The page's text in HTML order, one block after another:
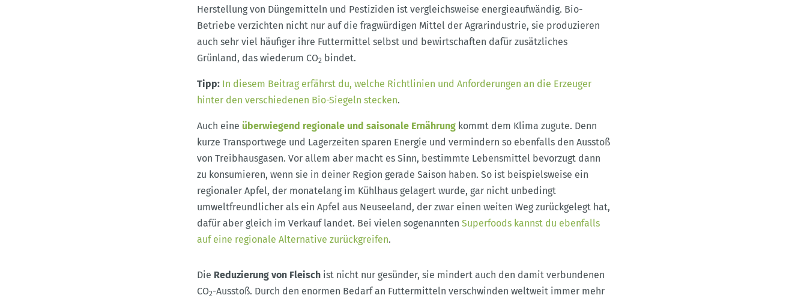
Herstellung von Düngemitteln und Pestiziden ist vergleichsweise energieaufwändig. Bio-
Betriebe verzichten nicht nur auf die fragwürdigen Mittel der Agrarindustrie, sie produzieren
auch sehr viel häufiger ihre Futtermittel selbst und bewirtschaften dafür zusätzliches
Grünland, das wiederum CO2 bindet.
Tipp: In diesem Beitrag erfährst du, welche Richtlinien und Anforderungen an die Erzeuger
hinter den verschiedenen Bio-Siegeln stecken.
Auch eine überwiegend regionale und saisonale Ernährung kommt dem Klima zugute. Denn
kurze Transportwege und Lagerzeiten sparen Energie und vermindern so ebenfalls den Ausstoß
von Treibhausgasen. Vor allem aber macht es Sinn, bestimmte Lebensmittel bevorzugt dann
zu konsumieren, wenn sie in deiner Region gerade Saison haben. So ist beispielsweise ein
regionaler Apfel, der monatelang im Kühlhaus gelagert wurde, gar nicht unbedingt
umweltfreundlicher als ein Apfel aus Neuseeland, der zwar einen weiten Weg zurückgelegt hat,
dafür aber gleich im Verkauf landet. Bei vielen sogenannten Superfoods kannst du ebenfalls
auf eine regionale Alternative zurückgreifen.
Die Reduzierung von Fleisch ist nicht nur gesünder, sie mindert auch den damit verbundenen
CO2-Ausstoß. Durch den enormen Bedarf an Futtermitteln verschwinden weltweit immer mehr